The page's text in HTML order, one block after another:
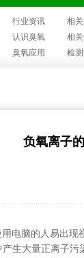
行业资讯 相
认识臭氧 相
臭氧应用 检
负氧离子
电脑的人易出
生大量正离子